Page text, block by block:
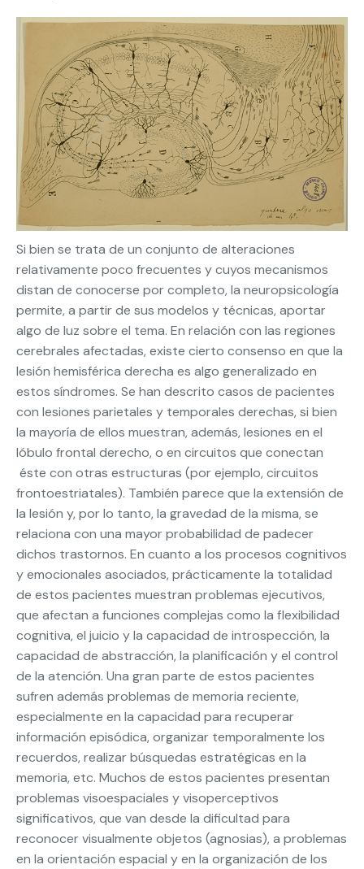
Si bien se trata de un conjunto de alteraciones
relativamente poco frecuentes y cuyos mecanismos
distan de conocerse por completo, la neuropsicología
permite, a partir de sus modelos y técnicas, aportar
algo de luz sobre el tema. En relación con las regiones
cerebrales afectadas, existe cierto consenso en que la
lesión hemisférica derecha es algo generalizado en
estos síndromes. Se han descrito casos de pacientes
con lesiones parietales y temporales derechas, si bien
la mayoría de ellos muestran, además, lesiones en el
lóbulo frontal derecho, o en circuitos que conectan
éste con otras estructuras (por ejemplo, circuitos
frontoestriatales). También parece que la extensión de
la lesión y, por lo tanto, la gravedad de la misma, se
relaciona con una mayor probabilidad de padecer
dichos trastornos. En cuanto a los procesos cognitivos
y emocionales asociados, prácticamente la totalidad
de estos pacientes muestran problemas ejecutivos,
que afectan a funciones complejas como la flexibilidad
cognitiva, el juicio y la capacidad de introspección, la
capacidad de abstracción, la planificación y el control
de la atención. Una gran parte de estos pacientes
sufren además problemas de memoria reciente,
especialmente en la capacidad para recuperar
información episódica, organizar temporalmente los
recuerdos, realizar búsquedas estratégicas en la
memoria, etc. Muchos de estos pacientes presentan
problemas visoespaciales y visoperceptivos
significativos, que van desde la dificultad para
reconocer visualmente objetos (agnosias), a problemas
en la orientación espacial y en la organización de los